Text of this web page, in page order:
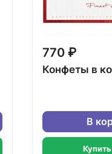
770 ₽
Конфеты в
В